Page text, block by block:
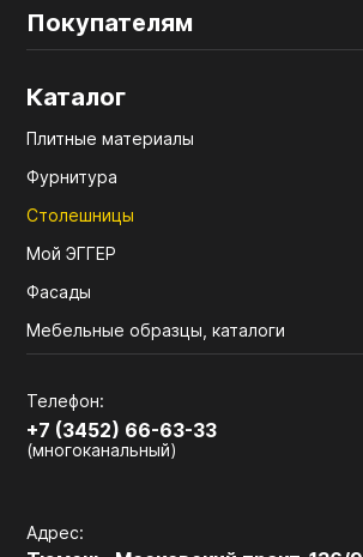
Покупателям
Каталог
Плитные материалы
Фурнитура
Столешницы
Мой ЭГГЕР
Фасады
Мебельные образцы, каталоги
Телефон:
+7 (3452) 66-63-33
(многоканальный)
Адрес: